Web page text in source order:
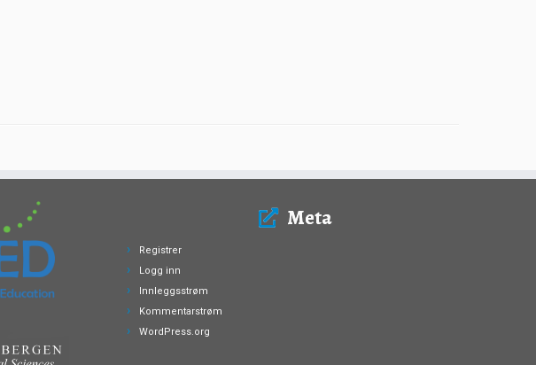
Meta
Registrer
Logg inn
Innleggsstrøm
Kommentarstrøm
WordPress.org